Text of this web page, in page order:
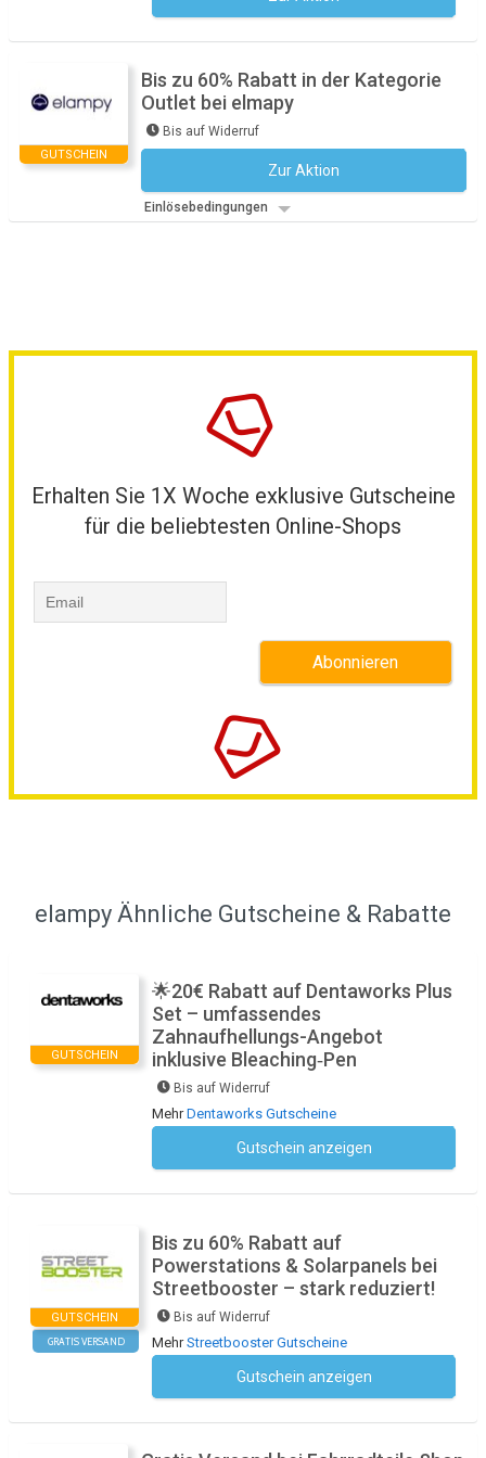
GUTSCHEIN
Bis zu 60% Rabatt in der Kategorie
Outlet bei elmapy
Bis auf Widerruf
Zur Aktion
Einlösebedingungen
Erhalten Sie 1X Woche exklusive Gutscheine
für die beliebtesten Online-Shops
elampy Ähnliche Gutscheine & Rabatte
GUTSCHEIN
🌟20€ Rabatt auf Dentaworks Plus
Set – umfassendes
Zahnaufhellungs-Angebot
inklusive Bleaching‑Pen
Bis auf Widerruf
MehrDentaworks Gutscheine
Gutschein anzeigen
GUTSCHEIN
GRATIS VERSAND
Bis zu 60% Rabatt auf
Powerstations & Solarpanels bei
Streetbooster – stark reduziert!
Bis auf Widerruf
MehrStreetbooster Gutscheine
Gutschein anzeigen